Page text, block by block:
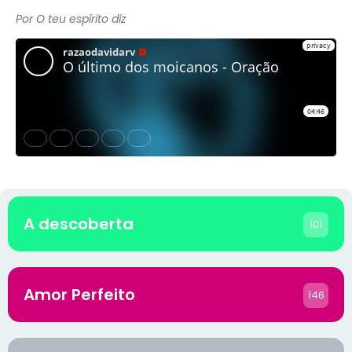
Por O teu espírito diz
A descoberta 101
Amor Perfeito 146